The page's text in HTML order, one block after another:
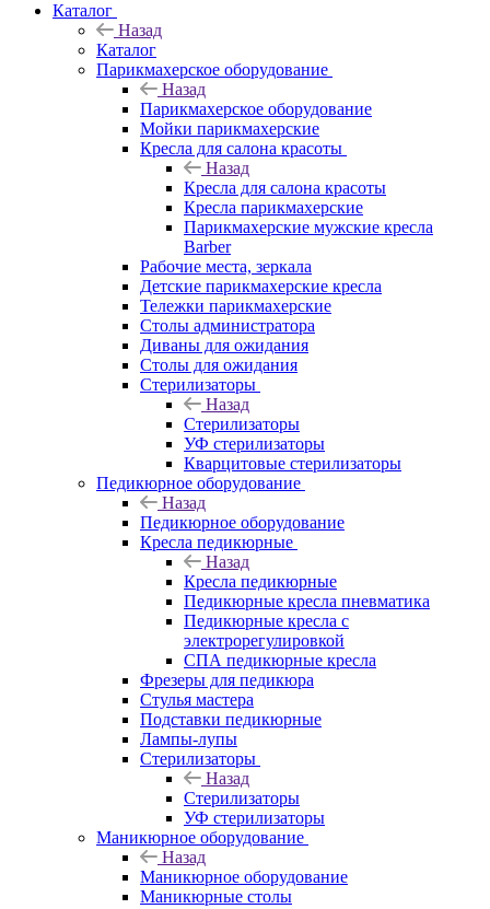
Каталог
Назад
Каталог
Парикмахерское оборудование
Назад
Парикмахерское оборудование
Мойки парикмахерские
Кресла для салона красоты
Назад
Кресла для салона красоты
Кресла парикмахерские
Парикмахерские мужские кресла
Barber
Рабочие места, зеркала
Детские парикмахерские кресла
Тележки парикмахерские
Столы администратора
Диваны для ожидания
Столы для ожидания
Стерилизаторы
Назад
Стерилизаторы
УФ стерилизаторы
Кварцитовые стерилизаторы
Педикюрное оборудование
Назад
Педикюрное оборудование
Кресла педикюрные
Назад
Кресла педикюрные
Педикюрные кресла пневматика
Педикюрные кресла с
электрорегулировкой
СПА педикюрные кресла
Фрезеры для педикюра
Стулья мастера
Подставки педикюрные
Лампы-лупы
Стерилизаторы
Назад
Стерилизаторы
УФ стерилизаторы
Маникюрное оборудование
Назад
Маникюрное оборудование
Маникюрные столы